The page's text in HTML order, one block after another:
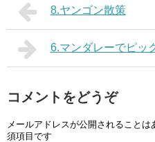
8.ヤンゴン散策
6.マンダレーでピッ
コメントをどうぞ
メールアドレスが公開されることは
須項目です